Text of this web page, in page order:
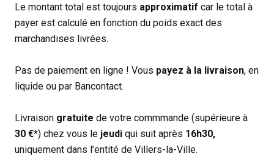
Le montant total est toujours approximatif car le total à
payer est calculé en fonction du poids exact des
marchandises livrées.
Pas de paiement en ligne ! Vous payez à la livraison, en
liquide ou par Bancontact.
Livraison gratuite de votre commmande (supérieure à
30 €*) chez vous le jeudi qui suit après 16h30,
uniquement dans l’entité de Villers-la-Ville.